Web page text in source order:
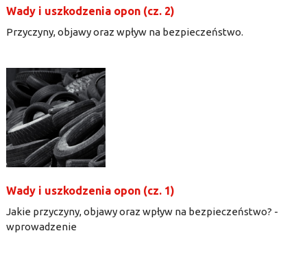
Wady i uszkodzenia opon (cz. 2)
Przyczyny, objawy oraz wpływ na bezpieczeństwo.
Wady i uszkodzenia opon (cz. 1)
Jakie przyczyny, objawy oraz wpływ na bezpieczeństwo? -
wprowadzenie